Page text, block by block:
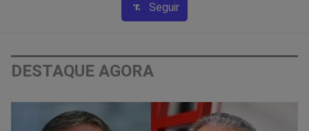
Seguir
DESTAQUE AGORA